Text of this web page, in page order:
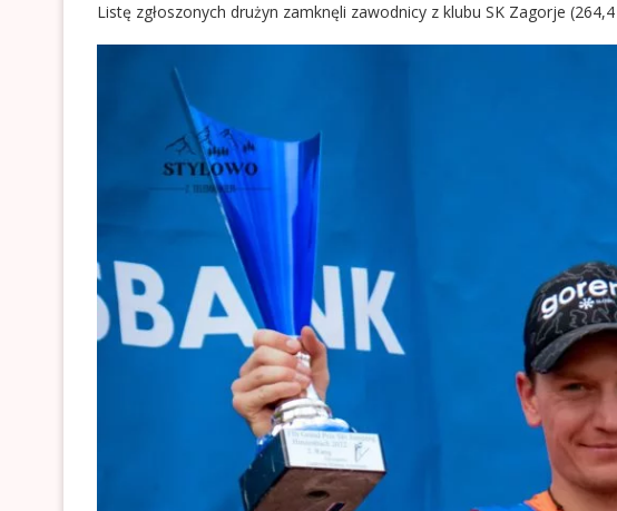
Listę zgłoszonych drużyn zamknęli zawodnicy z klubu SK Zagorje